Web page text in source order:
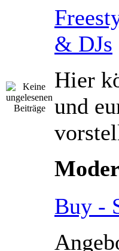
& DJs
Hier
und
Buy -